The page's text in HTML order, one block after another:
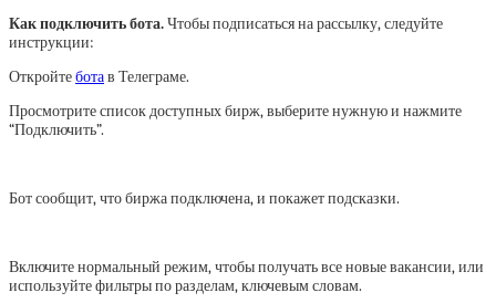
Как подключить бота.Чтобы подписаться на рассылку, следуйте
инструкции:
Откройтеботав Телеграме.
Просмотрите список доступных бирж, выберите нужную и нажмите
“Подключить”.
Бот сообщит, что биржа подключена, и покажет подсказки.
Включите нормальный режим, чтобы получать все новые вакансии, или
используйте фильтры по разделам, ключевым словам.